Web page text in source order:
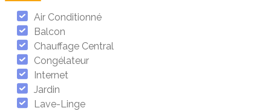
Air Conditionné
Balcon
Chauffage Central
Congélateur
Internet
Jardin
Lave-Linge